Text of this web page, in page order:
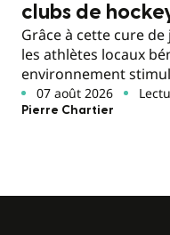
clubs de
Grâce à cette cure
les athlètes locaux
environnement
07 août 2026
Pierre Chartier